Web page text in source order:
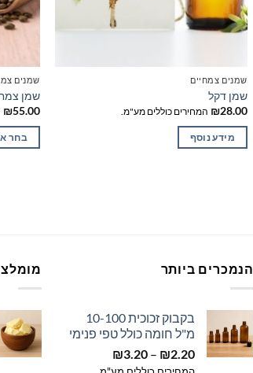
שמנים צמחיים
שמן דקל
₪28.00 המחירים כוללים מע"מ.
מידע נוסף
שמנים
שמן
₪55.00
בחר
לבחור
בעמוד
המוצר
הנמכרים ביותר
בקבוק זכוכית 10-100
מ"ל חומה כולל טפי פנימי
₪2.20
–
₪3.20
מחירים: